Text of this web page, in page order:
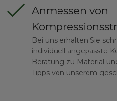
Anmessen von
Bei uns erhalten Sie
individuell angepasste
Beratung zu Material
Tipps von unserem